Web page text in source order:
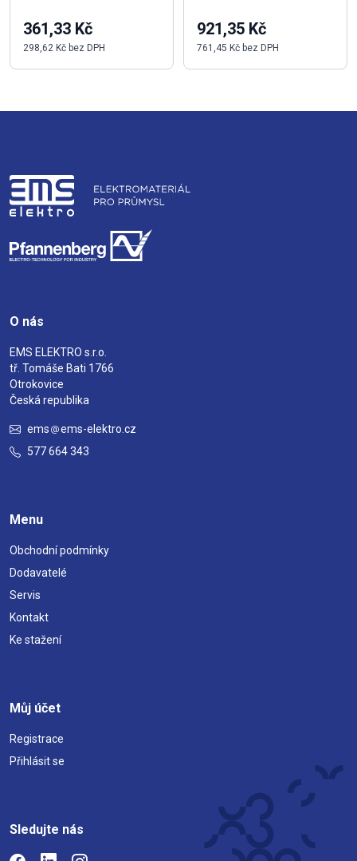
361,33 Kč
298,62 Kč bez DPH
921,35 Kč
761,45 Kč bez DPH
O nás
EMS ELEKTRO s.r.o.
tř. Tomáše Bati 1766
Otrokovice
Česká republika
ems
ems-elektro.cz
577 664 343
Menu
Obchodní podmínky
Dodavatelé
Servis
Kontakt
Ke stažení
Můj účet
Registrace
Přihlásit se
Sledujte nás